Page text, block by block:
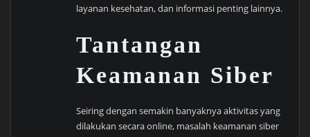
layanan kesehatan, dan informasi penting lainnya.
Tantangan
Keamanan Siber
Seiring dengan semakin banyaknya aktivitas yang
dilakukan secara online, masalah keamanan siber